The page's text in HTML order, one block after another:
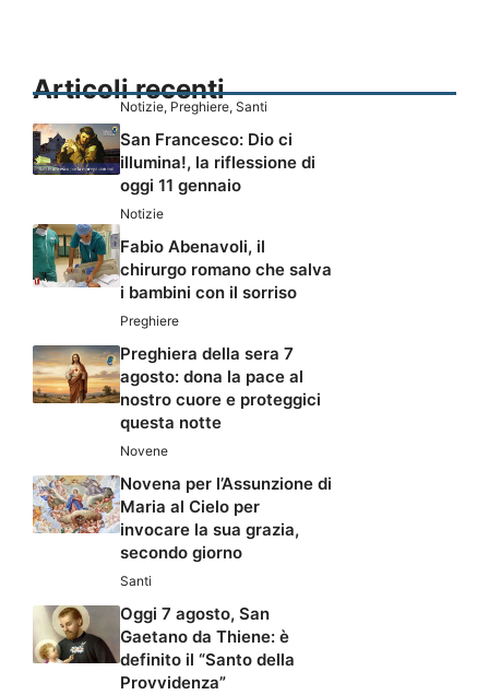
Articoli recenti
Notizie, Preghiere, Santi
San Francesco: Dio ci
illumina!, la riflessione di
oggi 11 gennaio
Notizie
Fabio Abenavoli, il
chirurgo romano che salva
i bambini con il sorriso
Preghiere
Preghiera della sera 7
agosto: dona la pace al
nostro cuore e proteggici
questa notte
Novene
Novena per l’Assunzione di
Maria al Cielo per
invocare la sua grazia,
secondo giorno
Santi
Oggi 7 agosto, San
Gaetano da Thiene: è
definito il “Santo della
Provvidenza”